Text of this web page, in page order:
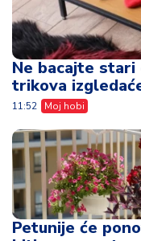
Ne bacajte
trikova
11:52 Moj hobi
Petunije će